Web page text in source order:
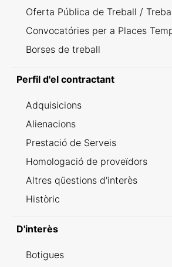
Oferta Pública de Treball /
Convocatóries per a Places
Borses de treball
Perfil d'el contractant
Adquisicions
Alienacions
Prestació de Serveis
Homologació de proveïdors
Altres qüestions d'interès
Històric
D'interès
Botigues